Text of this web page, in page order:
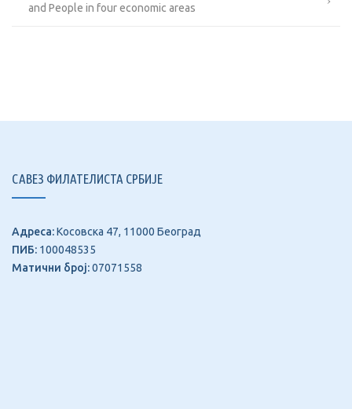
and People in four economic areas
САВЕЗ ФИЛАТЕЛИСТА СРБИЈЕ
Адреса:Косовска 47, 11000 Београд
ПИБ: 100048535
Матични број:07071558